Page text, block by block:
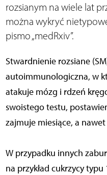
rozsianym na wiele lat
można wykryć
pismo „medRxiv”.
Stwardnienie rozsiane
autoimmunologiczna, w
atakuje mózg i rdzeń
swoistego testu,
zajmuje miesiące, a
W przypadku innych
na przykład cukrzycy